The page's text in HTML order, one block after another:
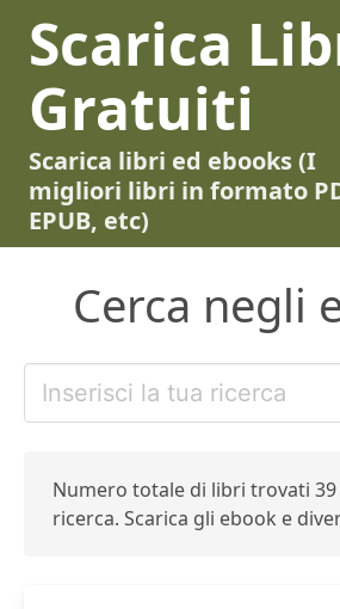
Scarica
Gratuiti
Scarica libri ed ebooks (I
migliori libri in formato
EPUB, etc)
Cerca negli
Numero totale di libri trovati
ricerca. Scarica gli ebook e